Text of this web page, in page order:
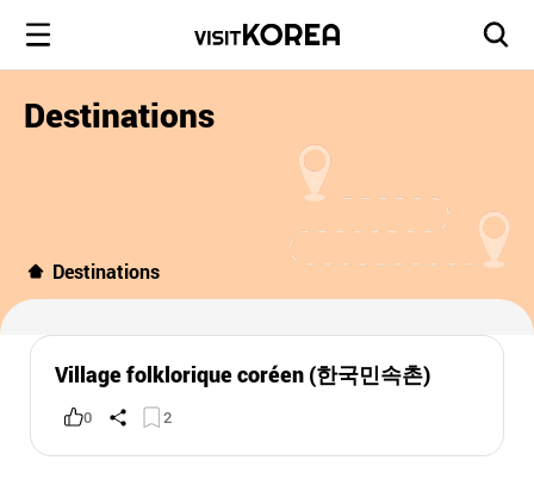
Destinations
Destinations
Village folklorique coréen (한국민속촌)
0 2